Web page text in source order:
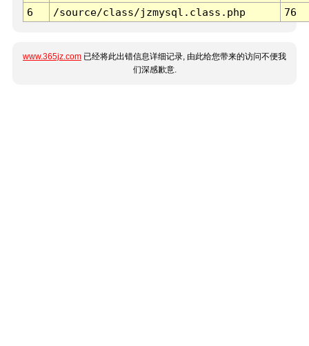
6
/source/class/jzmysql.class.php 76
www.365jz.com 已经将此出错信息详细记录, 由此给您带来的访问不便我
们深感歉意.